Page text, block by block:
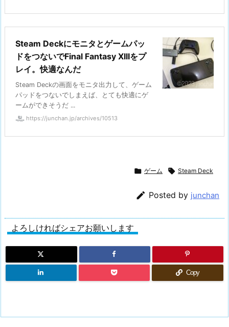
Steam Deckにモニタとゲームパッ
ドをつないでFinal Fantasy XIIIをプ
レイ。快適なんだ
Steam Deckの画面をモニタ出力して、ゲーム
パッドをつないでしまえば、とても快適にゲ
ームができそうだ ...
https://junchan.jp/archives/10513
 ゲーム  Steam Deck
 Posted by junchan
よろしければシェアお願いします
Copy